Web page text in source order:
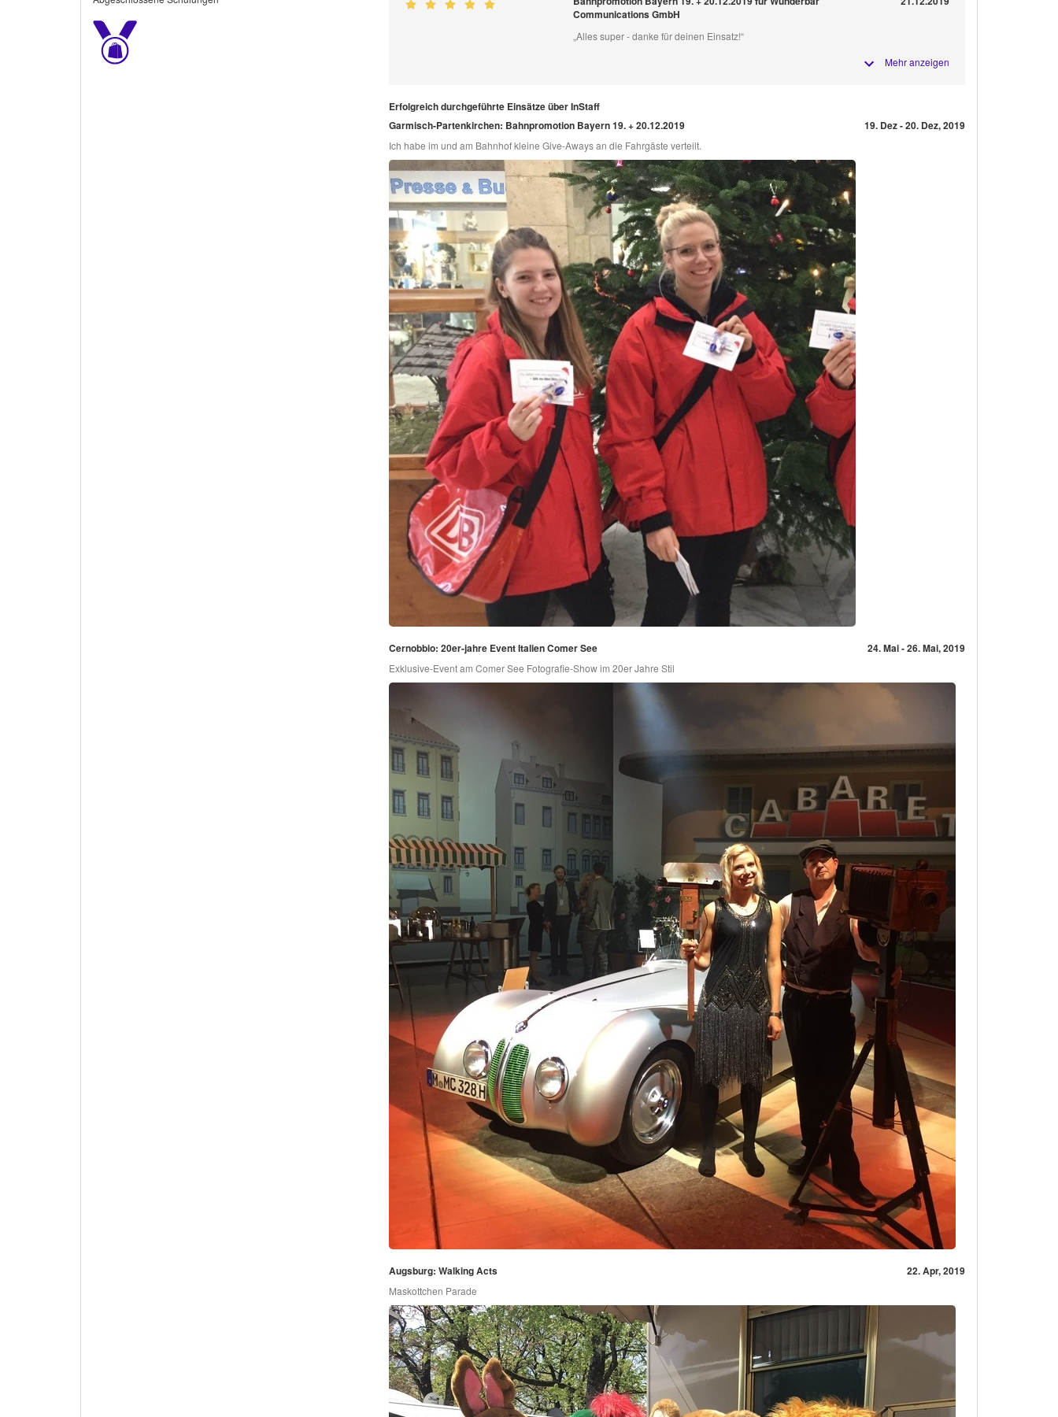
Communications GmbH
„Alles super - danke für deinen Einsatz!“
Mehr anzeigen
Erfolgreich durchgeführte Einsätze über InStaff
Garmisch-Partenkirchen: Bahnpromotion Bayern 19. + 20.12.2019
19. Dez - 20. Dez, 2019
Ich habe im und am Bahnhof kleine Give-Aways an die Fahrgäste verteilt.
Cernobbio: 20er-jahre Event Italien Comer See 24. Mai - 26. Mai, 2019
Exklusive-Event am Comer See Fotografie-Show im 20er Jahre Stil
Augsburg: Walking Acts 22. Apr, 2019
Maskottchen Parade